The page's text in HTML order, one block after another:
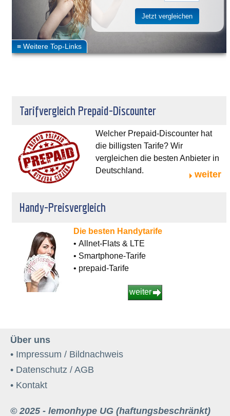
Tarifvergleich Prepaid-Discounter
Welcher Prepaid-Discounter hat
die billigsten Tarife? Wir
vergleichen die besten Anbieter in
Deutschland.
weiter
Handy-Preisvergleich
Die besten Handytarife
• Allnet-Flats & LTE
• Smartphone-Tarife
• prepaid-Tarife
weiter
Über uns
• Impressum / Bildnachweis
• Datenschutz / AGB
• Kontakt
© 2025 - lemonhype UG (haftungsbeschränkt)